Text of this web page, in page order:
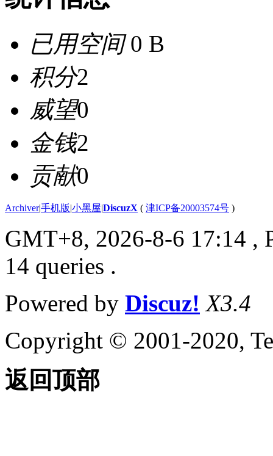
已用空间0 B
积分2
威望0
金钱2
贡献0
Archiver|手机版|小黑屋|DiscuzX ( 津ICP备20003574号 )
GMT+8, 2026-8-6 17:14 ,
14 queries .
Powered by Discuz! X3.4
Copyright © 2001-2020,
返回顶部